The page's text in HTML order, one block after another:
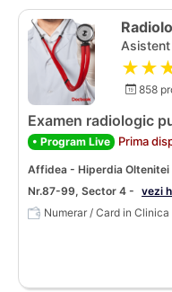
858
Examen radiologic
• Program Live Prima
Affidea - Hiperdia Oltenitei
Nr.87-99, Sector 4 - vezi
Numerar / Card in Clinica